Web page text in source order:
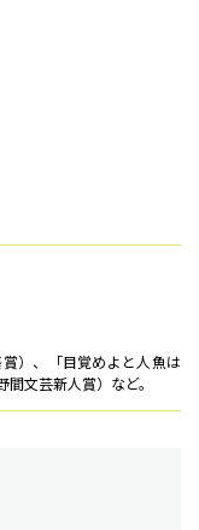
）、「目覚めよと人魚は
文芸新人賞）など。